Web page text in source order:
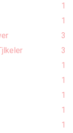
1
1
3
3
1
1
1
1
1